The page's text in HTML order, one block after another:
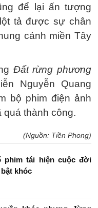
để lại ấn tượng
tả được sự chân
cảnh miền Tây
Đất rừng phương
Nguyễn Quang
bộ phim điện ảnh
quá thành công.
(Nguồn: Tiền Phong)
phim tái hiện cuộc đời
khóc